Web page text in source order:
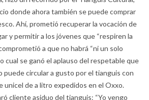
donde ahora también se puede comprar
Ahí, prometió recuperar la vocación de
y permitir a los jóvenes que “respiren la
a que no habrá “ni un solo
cual se ganó el aplauso del respetable que
puede circular a gusto por el tianguis con
unicel de a litro expedidos en el Oxxo.
cliente asiduo del tianguis: “Yo vengo